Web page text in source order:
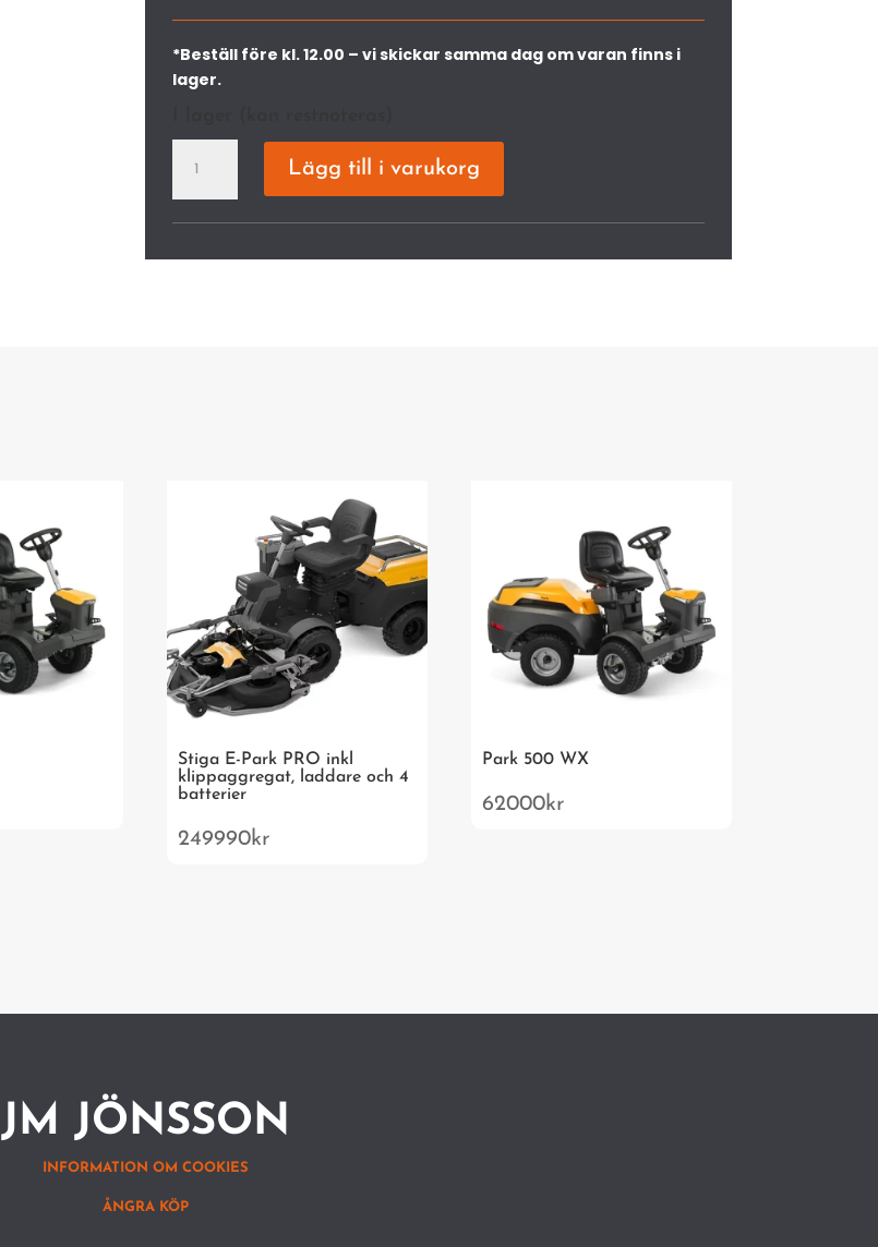
*Beställ före kl. 12.00 – vi skickar samma dag om varan finns i
lager.
trädgårdstraktor
SBA
Lägg till i varukorg
Stiga E-Park PRO inkl
klippaggregat, laddare och 4
batterier
249990kr
Park 500 WX
62000kr
JM JÖNSSON
INFORMATION OM COOKIES
ÅNGRA KÖP